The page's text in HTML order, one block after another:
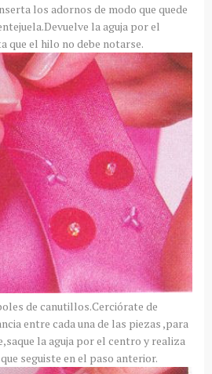
los adornos de modo que quede
la aguja por el
que el hilo no debe notarse.
de canutillos.Cerciórate de
entre cada una de las piezas ,para
la aguja por el centro y realiza
seguiste en el paso anterior.